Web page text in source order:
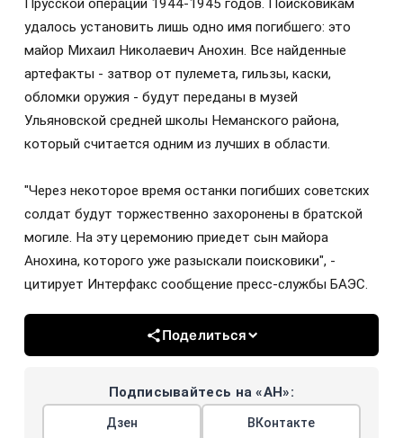
Прусской операции 1944-1945 годов. Поисковикам
удалось установить лишь одно имя погибшего: это
майор Михаил Николаевич Анохин. Все найденные
артефакты - затвор от пулемета, гильзы, каски,
обломки оружия - будут переданы в музей
Ульяновской средней школы Неманского района,
который считается одним из лучших в области.
"Через некоторое время останки погибших советских
солдат будут торжественно захоронены в братской
могиле. На эту церемонию приедет сын майора
Анохина, которого уже разыскали поисковики", -
цитирует Интерфакс сообщение пресс-службы БАЭС.
Поделиться
Подписывайтесь на «АН»:
Дзен ВКонтакте